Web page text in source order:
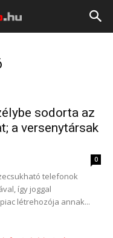
sodorta az
a versenytársak
0
telefonok
így joggal
létrehozója annak...